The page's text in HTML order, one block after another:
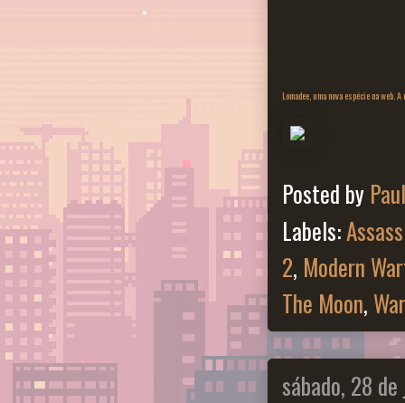
Lomadee, uma nova espécie na
Posted by
Labels:
2, Modern
The Moon,
sábado, 28